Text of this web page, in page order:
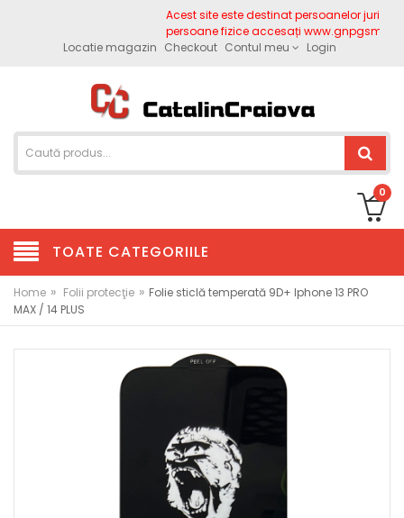
Acest site este destinat persoanelor juridice.
persoane fizice accesați www.gnpgsm.ro
Locatie magazin Checkout Contul meu Login
0
TOATE CATEGORIILE
Home » Folii protecţie » Folie sticlă temperată 9D+ Iphone 13 PRO
MAX / 14 PLUS